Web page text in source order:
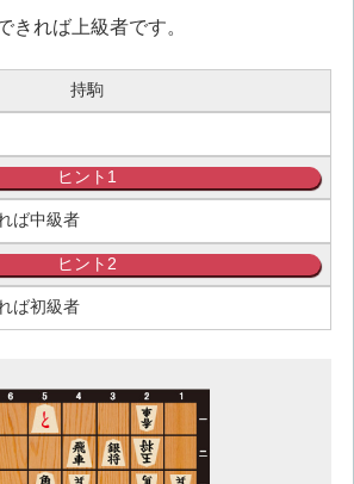
きれば上級者です。
持駒
ヒント1
ば中級者
ヒント2
ば初級者